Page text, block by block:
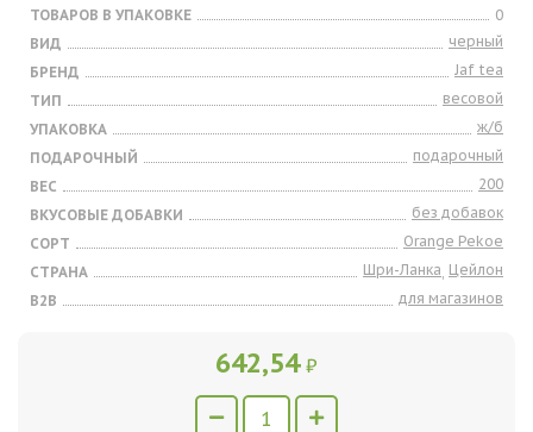
ТОВАРОВ В УПАКОВКЕ
0
ВИД
черный
БРЕНД
Jaf tea
ТИП
весовой
УПАКОВКА
ж/б
ПОДАРОЧНЫЙ
подарочный
ВЕС
200
ВКУСОВЫЕ ДОБАВКИ
без добавок
СОРТ
Orange Pekoe
СТРАНА
Шри-Ланка, Цейлон
B2B
для магазинов
642,54 ₽